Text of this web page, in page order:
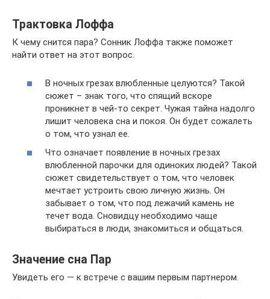
Трактовка Лоффа
К чему снится пара? Сонник Лоффа также поможет
найти ответ на этот вопрос.
В ночных грезах влюбленные целуются? Такой
сюжет – знак того, что спящий вскоре
проникнет в чей-то секрет. Чужая тайна надолго
лишит человека сна и покоя. Он будет сожалеть
о том, что узнал ее.
Что означает появление в ночных грезах
влюбленной парочки для одиноких людей? Такой
сюжет свидетельствует о том, что человек
мечтает устроить свою личную жизнь. Он
забывает о том, что под лежачий камень не
течет вода. Сновидцу необходимо чаще
выбираться в люди, знакомиться и общаться.
Значение сна Пар
Увидеть его — к встрече с вашим первым партнером.